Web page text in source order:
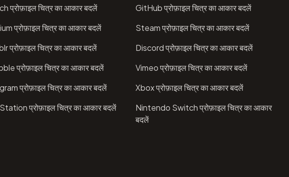
प्रोफ़ाइल चित्र का आकार बदलें
GitHub प्रोफ़ाइल चित्र का आकार बदलें
प्रोफ़ाइल चित्र का आकार बदलें
Steam प्रोफ़ाइल चित्र का आकार बदलें
प्रोफ़ाइल चित्र का आकार बदलें
Discord प्रोफ़ाइल चित्र का आकार बदलें
प्रोफ़ाइल चित्र का आकार बदलें
Vimeo प्रोफ़ाइल चित्र का आकार बदलें
प्रोफ़ाइल चित्र का आकार बदलें
Xbox प्रोफ़ाइल चित्र का आकार बदलें
प्रोफ़ाइल चित्र का आकार बदलें
Nintendo Switch प्रोफ़ाइल चित्र का आकार
बदलें